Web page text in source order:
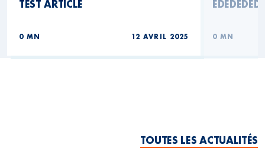
TEST ARTICLE
0 MN 12 AVRIL 2025
EDEDEDED
0 MN
TOUTES LES ACTUALITÉS